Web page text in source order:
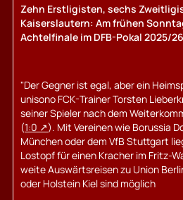
Zehn Erstligisten, sechs
Kaiserslautern: Am frühen
Achtelfinale im DFB-Pokal 2025/
"Der Gegner ist egal, aber ein
unisono FCK-Trainer Torsten
seiner Spieler nach dem
(1:0
). Mit Vereinen wie Borussia
München oder dem VfB Stuttgart
Lostopf für einen Kracher im Fritz-
weite Auswärtsreisen zu Union
oder Holstein Kiel sind möglich